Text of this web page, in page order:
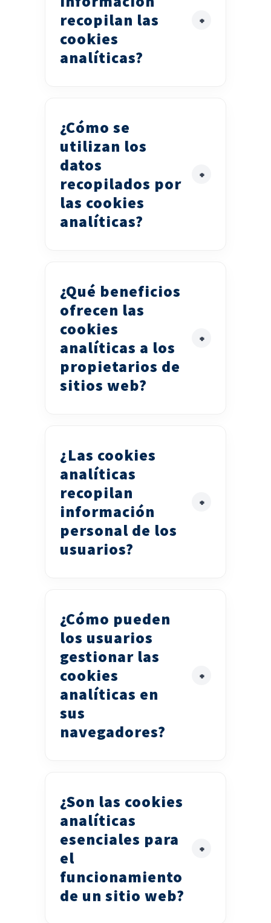
recopilan las
cookies
analíticas?
¿Cómo se
utilizan los
datos
recopilados por
las cookies
analíticas?
¿Qué beneficios
ofrecen las
cookies
analíticas a los
propietarios de
sitios web?
¿Las cookies
analíticas
recopilan
información
personal de los
usuarios?
¿Cómo pueden
los usuarios
gestionar las
cookies
analíticas en
sus
navegadores?
¿Son las cookies
analíticas
esenciales para
el
funcionamiento
de un sitio web?